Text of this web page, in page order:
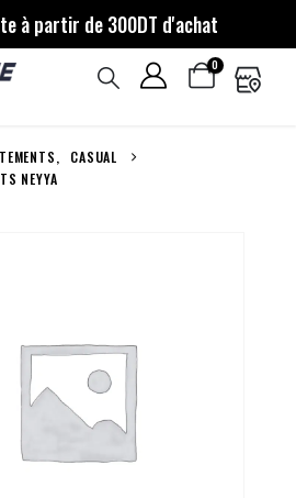
à partir de 300DT d'achat
0
,
CASUAL
NEYYA